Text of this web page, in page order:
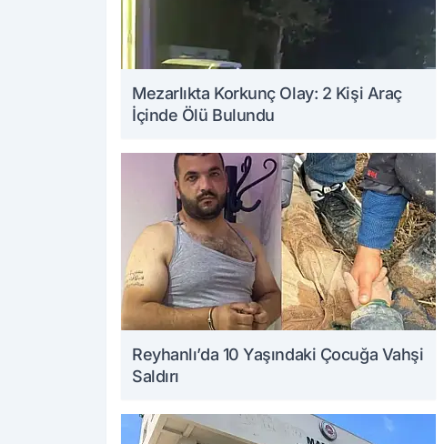
Mezarlıkta Korkunç Olay: 2 Kişi Araç
İçinde Ölü Bulundu
Reyhanlı’da 10 Yaşındaki Çocuğa Vahşi
Saldırı